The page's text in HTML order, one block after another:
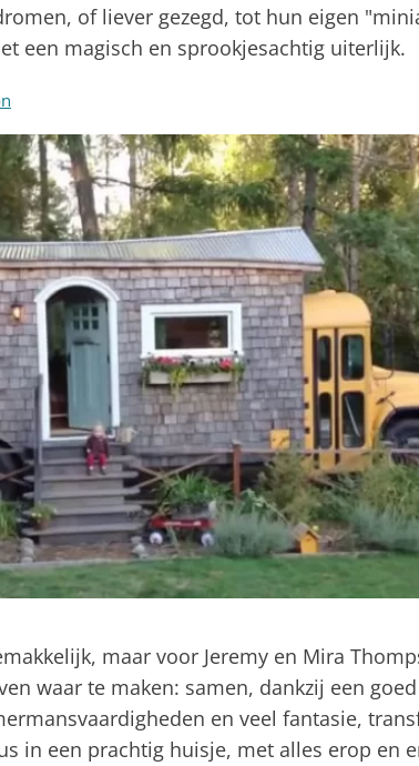
of liever gezegd, tot hun eigen
een magisch en sprookjesachtig uiterlijk.
maar voor Jeremy en Mira
waar te maken: samen, dankzij een
en veel fantasie,
in een prachtig huisje, met alles erop en